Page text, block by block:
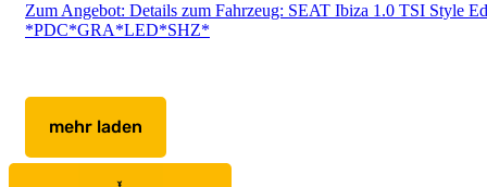
Zum Angebot: Details zum Fahrzeug: SEAT Ibiza 1.0 TSI Style
*PDC*GRA*LED*SHZ*
mehr laden